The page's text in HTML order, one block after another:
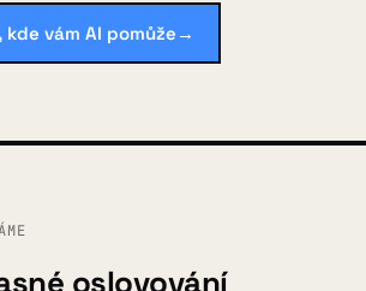
vám AI pomůže →
oslovování